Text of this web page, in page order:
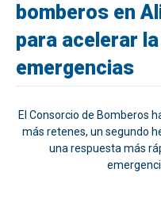
bomberos en
para acelerar
emergencias
El Consorcio de Bomberos
más retenes, un segundo
una respuesta más